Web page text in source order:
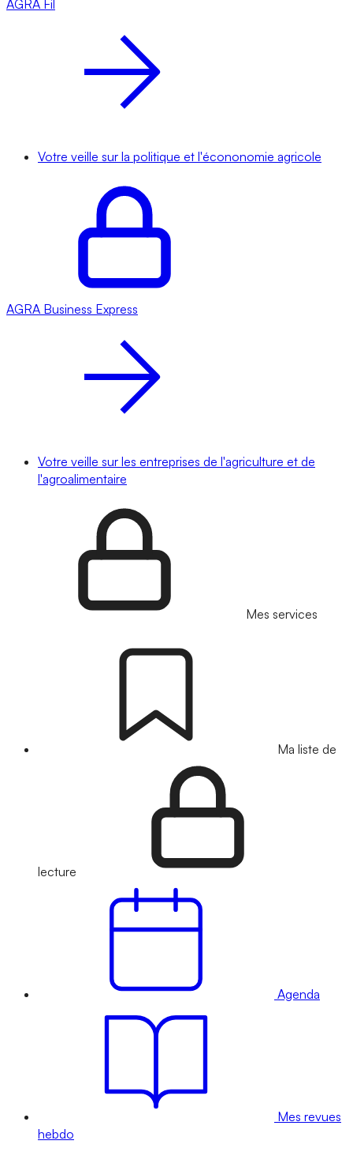
AGRA Fil
Votre veille sur la politique et l'écononomie agricole
AGRA Business Express
Votre veille sur les entreprises de l'agriculture et de
l'agroalimentaire
Mes services
Ma liste de
lecture
Agenda
Mes revues
hebdo